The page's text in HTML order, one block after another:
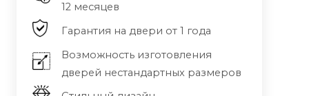
12 месяцев
Гарантия на двери от 1 года
Возможность изготовления
дверей нестандартных размеров